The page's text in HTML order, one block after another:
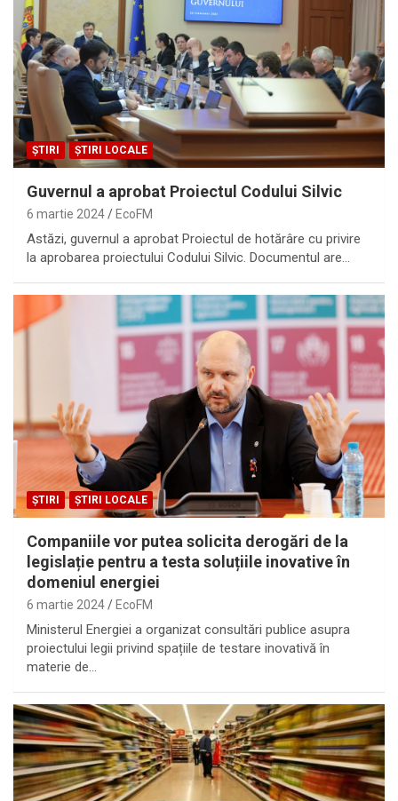
ȘTIRI ȘTIRI LOCALE
Guvernul a aprobat Proiectul Codului Silvic
6 martie 2024 EcoFM
Astăzi, guvernul a aprobat Proiectul de hotărâre cu privire
la aprobarea proiectului Codului Silvic. Documentul are…
ȘTIRI ȘTIRI LOCALE
Companiile vor putea solicita derogări de la
legislație pentru a testa soluțiile inovative în
domeniul energiei
6 martie 2024 EcoFM
Ministerul Energiei a organizat consultări publice asupra
proiectului legii privind spațiile de testare inovativă în
materie de…